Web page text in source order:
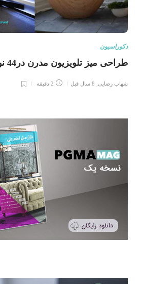
دکوراسیون
طراحی میز تلویزیون مدرن در44 نوع
شهاب رضایی 8 سال قبل 2 دقیقه